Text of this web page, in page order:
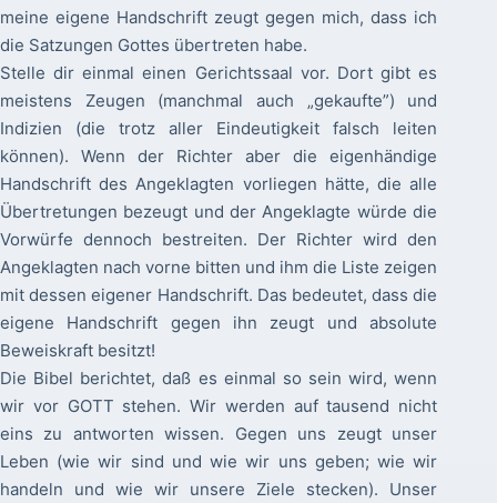
meine eigene Handschrift zeugt gegen mich, dass ich
die Satzungen Gottes übertreten habe.
Stelle dir einmal einen Gerichtssaal vor. Dort gibt es
meistens Zeugen (manchmal auch „gekaufte”) und
Indizien (die trotz aller Eindeutigkeit falsch leiten
können). Wenn der Richter aber die eigenhändige
Handschrift des Angeklagten vorliegen hätte, die alle
Übertretungen bezeugt und der Angeklagte würde die
Vorwürfe dennoch bestreiten. Der Richter wird den
Angeklagten nach vorne bitten und ihm die Liste zeigen
mit dessen eigener Handschrift. Das bedeutet, dass die
eigene Handschrift gegen ihn zeugt und absolute
Beweiskraft besitzt!
Die Bibel berichtet, daß es einmal so sein wird, wenn
wir vor GOTT stehen. Wir werden auf tausend nicht
eins zu antworten wissen. Gegen uns zeugt unser
Leben (wie wir sind und wie wir uns geben; wie wir
handeln und wie wir unsere Ziele stecken). Unser